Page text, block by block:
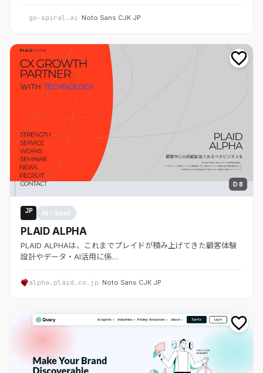
go-spiral.ai· Noto Sans CJK JP
D 8
JP AI・SaaS
PLAID ALPHA
PLAID ALPHAは、これまでプレイドが積み上げてきた顧客体験
設計やデータ・AI活用に係…
alpha.plaid.co.jp· Noto Sans CJK JP